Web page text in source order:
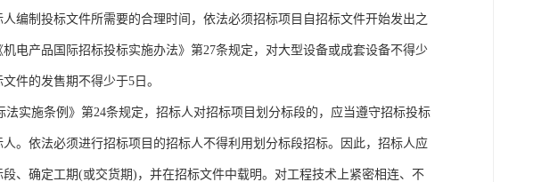
编制投标文件所需要的合理时间，依法必须招标项目自招标文件开始发出之
电产品国际招标投标实施办法》第27条规定，对大型设备或成套设备不得少
件的发售期不得少于5日。
实施条例》第24条规定，招标人对招标项目划分标段的，应当遵守招标投标
。依法必须进行招标项目的招标人不得利用划分标段招标。因此，招标人应
、确定工期(或交货期)，并在招标文件中载明。对工程技术上紧密相连、不